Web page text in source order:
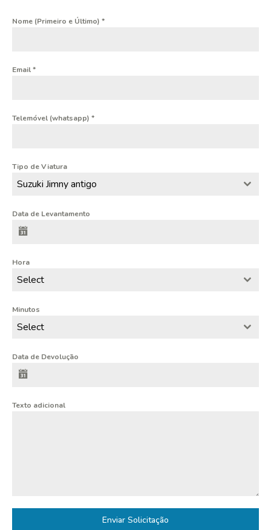
Nome (Primeiro e Último) *
Email*
Telemóvel (whatsapp) *
Tipo de Viatura
Suzuki Jimny antigo
Data de Levantamento
Hora
Select
Minutos
Select
Data de Devolução
Texto adicional
Enviar Solicitação